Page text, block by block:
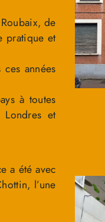
de
pratique et
années
à toutes
et
a été avec
l’une